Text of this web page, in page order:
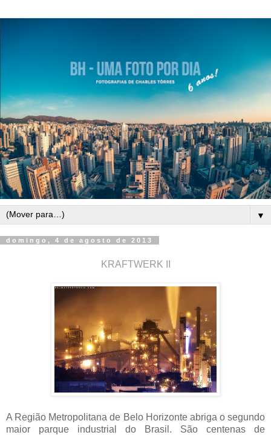
▼
domingo, 4 de agosto de 2013
KRAFTWERK II
A Região Metropolitana de Belo Horizonte abriga o segundo
maior parque industrial do Brasil. São centenas de